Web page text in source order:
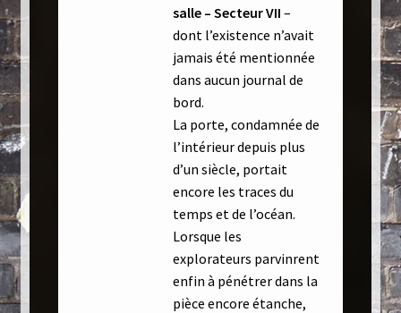
salle – Secteur VII –
dont l’existence n’avait
jamais été mentionnée
dans aucun journal de
bord.
La porte, condamnée de
l’intérieur depuis plus
d’un siècle, portait
encore les traces du
temps et de l’océan.
Lorsque les
explorateurs parvinrent
enfin à pénétrer dans la
pièce encore étanche,